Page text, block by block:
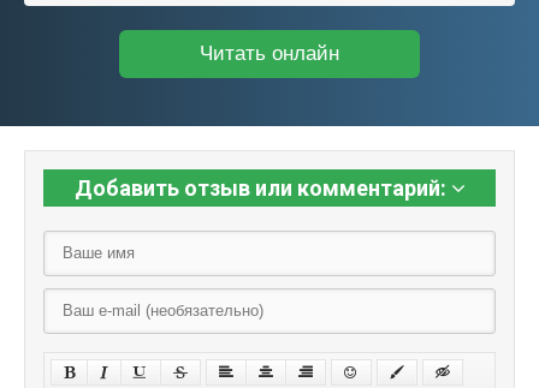
Читать онлайн
Добавить отзыв или комментарий: